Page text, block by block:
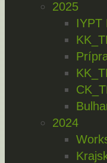
2025
IYPT
2024